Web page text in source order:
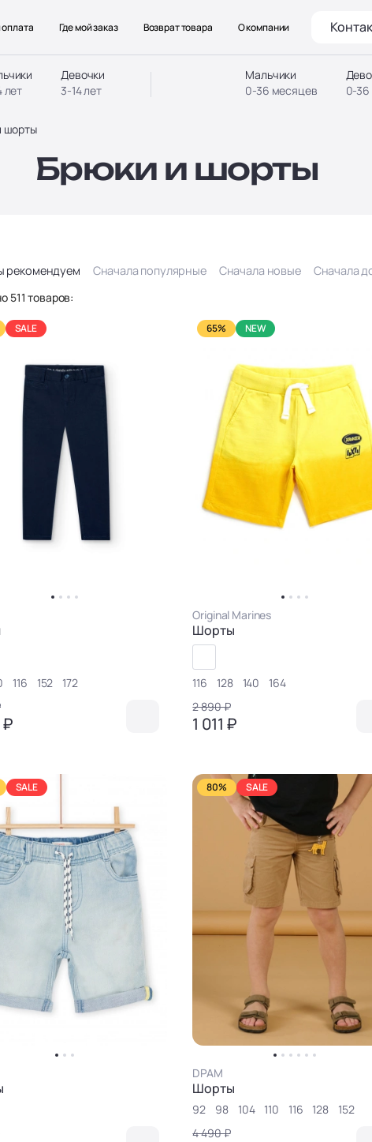
лет
Девочки
3-14 лет
Мальчики
0-36 месяцев
0-
Где мой заказ Возврат товара О компании
шорты
Брюки и шорты
рекомендуем Сначала популярные Сначала новые Сначала
511 товаров:
SALE
116 152
172
₽
65% NEW
Original Marines
Шорты
116 128 140
164
2 890 ₽
1 011 ₽
SALE 80% SALE
DPAM
Шорты
92 98 104 110 116 128
152
4 490 ₽